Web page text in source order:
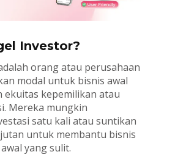
Investor?
orang atau perusahaan
modal untuk bisnis awal
ekuitas kepemilikan atau
Mereka mungkin
satu kali atau suntikan
untuk membantu bisnis
yang sulit.